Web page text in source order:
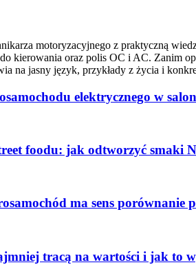
motoryzacyjnego z praktyczną
kierowania oraz polis OC i AC. Zanim
na jasny język, przykłady z życia i
elektrycznego w
foodu: jak odtworzyć smaki
ma sens porównanie
tracą na wartości i jak to